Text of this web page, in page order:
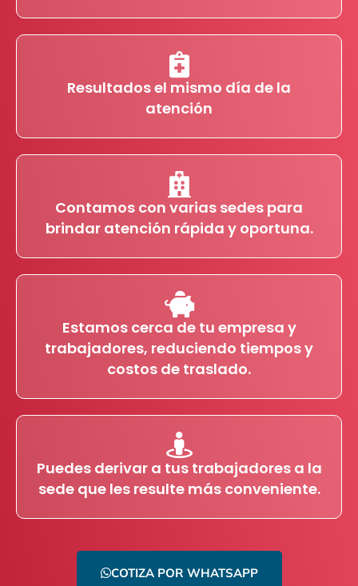
Resultados el mismo día de la
atención
Contamos con varias sedes para
brindar atención rápida y oportuna.
Estamos cerca de tu empresa y
trabajadores, reduciendo tiempos y
costos de traslado.
Puedes derivar a tus trabajadores a la
sede que les resulte más conveniente.
COTIZA POR WHATSAPP